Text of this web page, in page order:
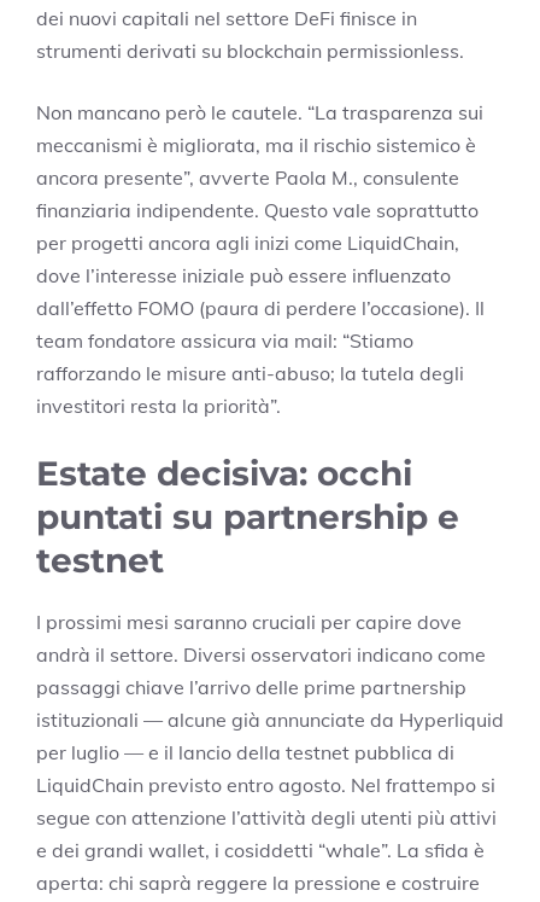
dei nuovi capitali nel settore DeFi finisce in
strumenti derivati su blockchain permissionless.
Non mancano però le cautele. “La trasparenza sui
meccanismi è migliorata, ma il rischio sistemico è
ancora presente”, avverte Paola M., consulente
finanziaria indipendente. Questo vale soprattutto
per progetti ancora agli inizi come LiquidChain,
dove l’interesse iniziale può essere influenzato
dall’effetto FOMO (paura di perdere l’occasione). Il
team fondatore assicura via mail: “Stiamo
rafforzando le misure anti-abuso; la tutela degli
investitori resta la priorità”.
Estate decisiva: occhi
puntati su partnership e
testnet
I prossimi mesi saranno cruciali per capire dove
andrà il settore. Diversi osservatori indicano come
passaggi chiave l’arrivo delle prime partnership
istituzionali — alcune già annunciate da Hyperliquid
per luglio — e il lancio della testnet pubblica di
LiquidChain previsto entro agosto. Nel frattempo si
segue con attenzione l’attività degli utenti più attivi
e dei grandi wallet, i cosiddetti “whale”. La sfida è
aperta: chi saprà reggere la pressione e costruire